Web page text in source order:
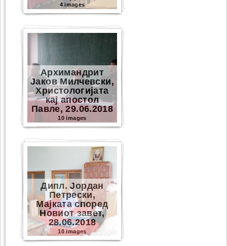
4 images
Архимандрит
Јаков Милчевски,
Христологијата
кај апостол
Павле, 29.06.2018
10 images
Дипл. Јордан
Петрески,
Мајката според
Новиот завет,
28.06.2018
10 images